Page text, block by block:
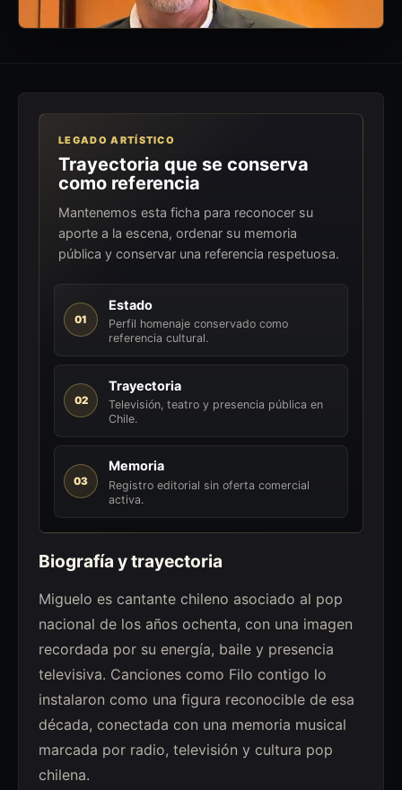
LEGADO ARTÍSTICO
Trayectoria que se conserva
como referencia
Mantenemos esta ficha para reconocer su
aporte a la escena, ordenar su memoria
pública y conservar una referencia respetuosa.
01
Estado
Perfil homenaje conservado como
referencia cultural.
02
Trayectoria
Televisión, teatro y presencia pública en
Chile.
03
Memoria
Registro editorial sin oferta comercial
activa.
Biografía y trayectoria
Miguelo es cantante chileno asociado al pop
nacional de los años ochenta, con una imagen
recordada por su energía, baile y presencia
televisiva. Canciones como Filo contigo lo
instalaron como una figura reconocible de esa
década, conectada con una memoria musical
marcada por radio, televisión y cultura pop
chilena.